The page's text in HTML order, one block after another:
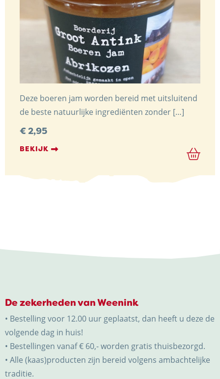
Deze boeren jam worden bereid met uitsluitend
de beste natuurlijke ingrediënten zonder […]
€2,95
BEKIJK
De zekerheden van Weenink
• Bestelling voor 12.00 uur geplaatst, dan heeft u deze de
volgende dag in huis!
• Bestellingen vanaf € 60,- worden gratis thuisbezorgd.
• Alle (kaas)producten zijn bereid volgens ambachtelijke
traditie.